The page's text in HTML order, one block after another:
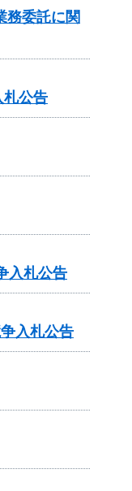
務委託に関
札公告
入札公告
入札公告